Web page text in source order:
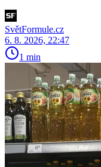
SvětFormule.cz
6. 8. 2026, 22:47
1 min